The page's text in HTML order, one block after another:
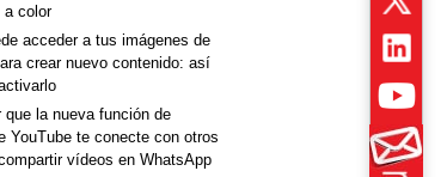
a color
acceder a tus imágenes de
crear nuevo contenido: así
que la nueva función de
YouTube te conecte con otros
vídeos en WhatsApp